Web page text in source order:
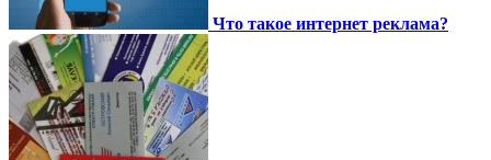
Что такое интернет реклама?